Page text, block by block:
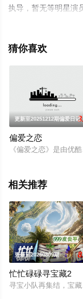
执导，暂无等明星演
费观看高清无删减完
猜你喜欢
更新至20251212期偏爱日记
偏爱之恋
《偏爱之恋》是由优
相关推荐
更新至20260809期
忙忙碌碌寻宝藏2
寻宝小队再集结，宝